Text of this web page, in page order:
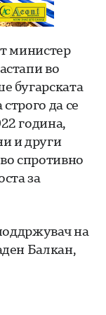
министер
во
бугарската
да се
година,
и други
спротивно
за
на
Балкан,